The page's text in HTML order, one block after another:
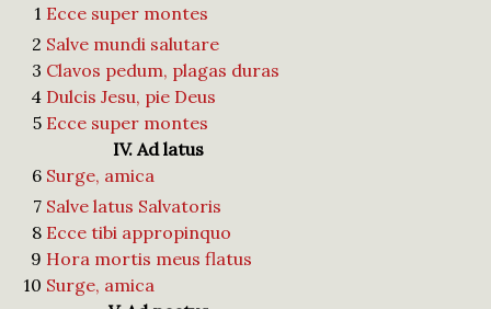
1 Ecce super montes
2 Salve mundi salutare
3 Clavos pedum, plagas duras
4 Dulcis Jesu, pie Deus
5 Ecce super montes
IV. Ad latus
6 Surge, amica
7 Salve latus Salvatoris
8 Ecce tibi appropinquo
9 Hora mortis meus flatus
10 Surge, amica